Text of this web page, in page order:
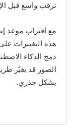
ترقب واسع قبل
هذه التغييرات
دمج الذكاء
الصور قد يغيّر
بشكل جذري.